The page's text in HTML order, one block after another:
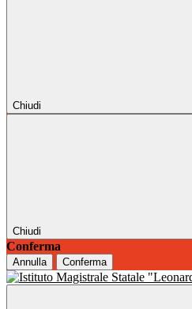
Chiudi
Chiudi
Conferma
Annulla Conferma